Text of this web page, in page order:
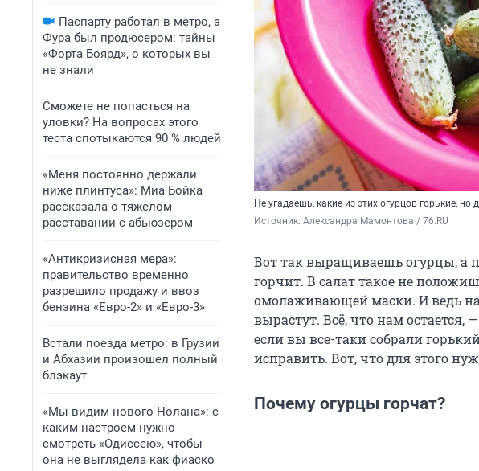
Паспарту работал в метро, а
Фура был продюсером: тайны
«Форта Боярд», о которых вы
не знали
Сможете не попасться на
уловки? На вопросах этого
теста спотыкаются 90 % людей
«Меня постоянно держали
ниже плинтуса»: Миа Бойка
рассказала о тяжелом
расставании с абьюзером
«Антикризисная мера»:
правительство временно
разрешило продажу и ввоз
бензина «Евро-2» и «Евро-3»
Встали поезда метро: в Грузии
и Абхазии произошел полный
блэкаут
«Мы видим нового Нолана»: с
каким настроем нужно
смотреть «Одиссею», чтобы
она не выглядела как фиаско
Не угадаешь, какие из этих огурцов горькие,
Источник: Александра Мамонтова / 76.RU
Вот так выращиваешь огурцы, а
горчит. В салат такое не
омолаживающей маски. И ведь
вырастут. Всё, что нам остается,
если вы все-таки собрали
исправить. Вот, что для этого
Почему огурцы горчат?